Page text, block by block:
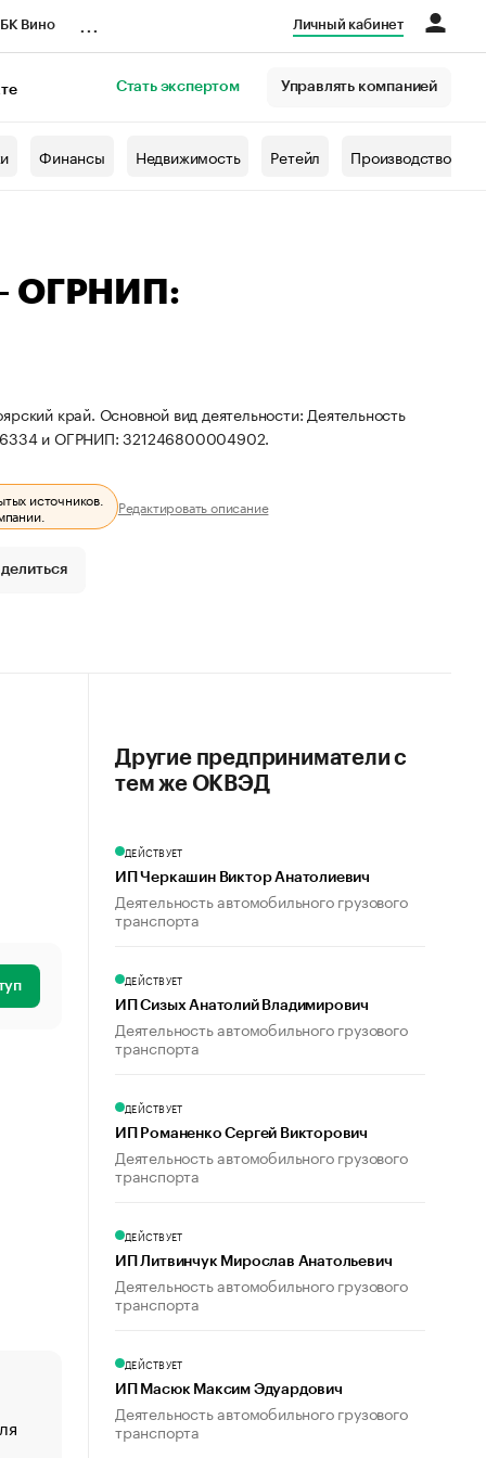
Вино Личный кабинет
Стать экспертом Управлять компанией
Финансы Недвижимость Ретейл Производство
ОГРНИП:
край. Основной вид деятельности: Деятельность
и ОГРНИП: 321246800004902.
источников. Редактировать описание
«От спорта тело стареет иначе». Как живет глава
создавшей GTA
Другие предприниматели с
тем же ОКВЭД
ДЕЙСТВУЕТ
ИП Черкашин Виктор Анатолиевич
Деятельность автомобильного грузового
транспорта
ДЕЙСТВУЕТ
ИП Сизых Анатолий Владимирович
Деятельность автомобильного грузового
транспорта
ДЕЙСТВУЕТ
ИП Романенко Сергей Викторович
Деятельность автомобильного грузового
транспорта
ДЕЙСТВУЕТ
ИП Литвинчук Мирослав Анатольевич
Деятельность автомобильного грузового
транспорта
ДЕЙСТВУЕТ
ИП Масюк Максим Эдуардович
Деятельность автомобильного грузового
транспорта